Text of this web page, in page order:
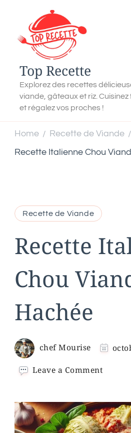
Top Recette
Explorez des recettes
viande, gâteaux et riz.
et régalez vos proches !
Home / Recette de Viande /
Recette Italienne Chou
Recette de Viande
Recette
Chou
Hachée
chef Mourise
Leave a Commenton
Chou
Viande
Hachée